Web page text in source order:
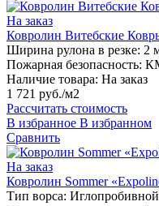
На заказ
Ковролин Витебские
Ширина рулона в резке: 2
Пожарная безопасность:
Наличие товара: На заказ
1 721 руб./м2
Рассчитать стоимость
В избранное В избранном
Сравнить
На заказ
Ковролин Sommer
Тип ворса: Иглопробивной